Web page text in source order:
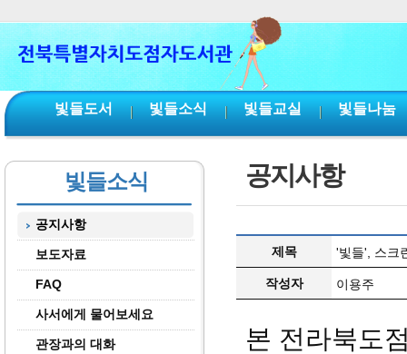
빛들도서 빛들소식 빛들교실 빛들나눔
빛들소식
공지사항
보도자료
FAQ
사서에게 물어보세요
관장과의 대화
공지사항
제목 '빛들', 스크
작성자 이용주
본 전라북도